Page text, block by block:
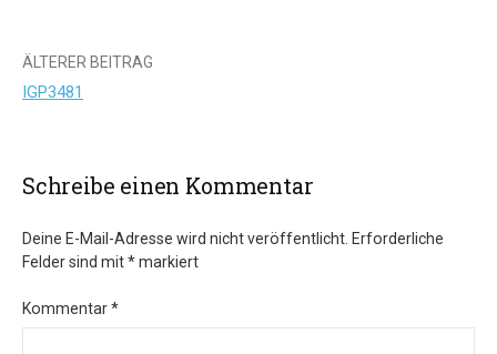
Beitrags-
ÄLTERER BEITRAG
IGP3481
Schreibe einen Kommentar
Deine E-Mail-Adresse wird nicht veröffentlicht. Erforderliche
Felder sind mit*markiert
Kommentar*